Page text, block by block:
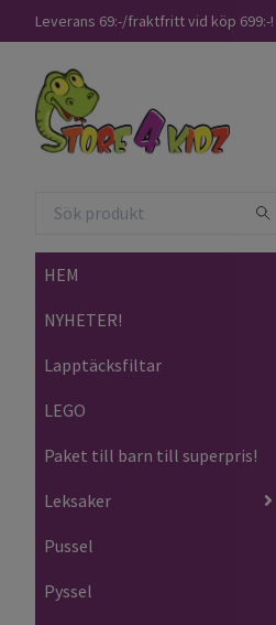
Leverans 69:-/fraktfritt vid köp
HEM
NYHETER!
Lapptäcksfiltar
LEGO
Paket till barn till superpris!
Leksaker
Pussel
Pyssel